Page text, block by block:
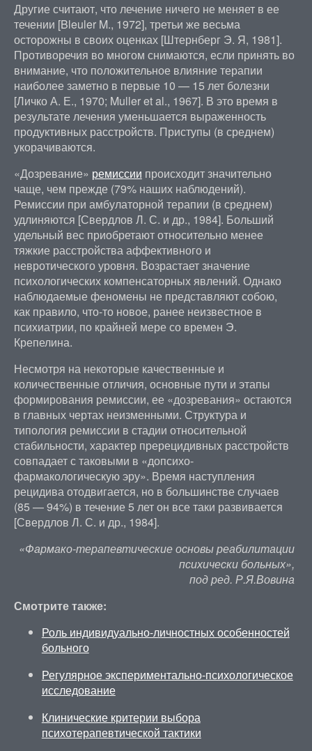
Другие считают, что лечение ничего не меняет в ее
течении [Bleuler M., 1972], третьи же весьма
осторожны в своих оценках [Штернберг Э. Я, 1981].
Противоречия во многом снимаются, если принять во
внимание, что положительное влияние терапии
наиболее заметно в первые 10 — 15 лет болезни
[Личко А. Е., 1970; Muller et al., 1967]. В это время в
результате лечения уменьшается выраженность
продуктивных расстройств. Приступы (в среднем)
укорачиваются.
«Дозревание» ремиссии происходит значительно
чаще, чем прежде (79% наших наблюдений).
Ремиссии при амбулаторной терапии (в среднем)
удлиняются [Свердлов Л. С. и др., 1984]. Больший
удельный вес приобретают относительно менее
тяжкие расстройства аффективного и
невротического уровня. Возрастает значение
психологических компенсаторных явлений. Однако
наблюдаемые феномены не представляют собою,
как правило, что-то новое, ранее неизвестное в
психиатрии, по крайней мере со времен Э.
Крепелина.
Несмотря на некоторые качественные и
количественные отличия, основные пути и этапы
формирования ремиссии, ее «дозревания» остаются
в главных чертах неизменными. Структура и
типология ремиссии в стадии относительной
стабильности, характер пререцидивных расстройств
совпадает с таковыми в «допсихо-
фармакологическую эру». Время наступления
рецидива отодвигается, но в большинстве случаев
(85 — 94%) в течение 5 лет он все таки развивается
[Свердлов Л. С. и др., 1984].
«Фармако-терапевтические основы реабилитации
психически больных»,
под ред. Р.Я.Вовина
Смотрите также:
Роль индивидуально-личностных особенностей
больного
Регулярное экспериментально-психологическое
исследование
Клинические критерии выбора
психотерапевтической тактики